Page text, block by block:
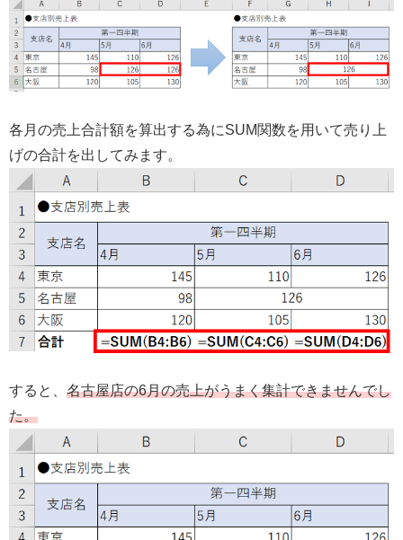
各月の売上合計額を算出する為にSUM関数を用いて売り上
げの合計を出してみます。
すると、 名古屋店の6月の売上がうまく集計できませんでし
た。